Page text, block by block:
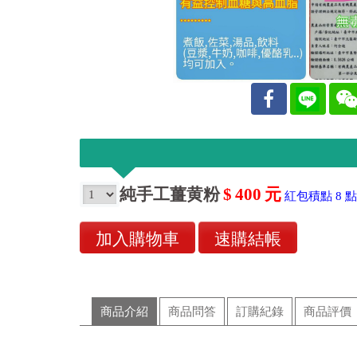
純手工薑黄粉$ 400 元 紅包積點 8 點
商品介紹 商品問答 訂購紀錄 商品評價